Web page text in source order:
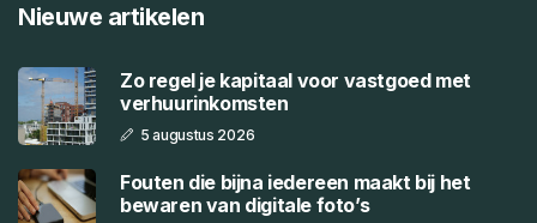
Nieuwe artikelen
Zo regel je kapitaal voor vastgoed met
verhuurinkomsten
5 augustus 2026
Fouten die bijna iedereen maakt bij het
bewaren van digitale foto’s